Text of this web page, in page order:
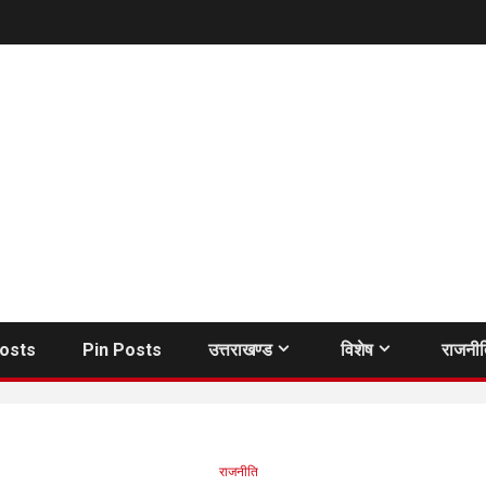
Pin Posts उत्तराखण्ड विशेष
राजनीति